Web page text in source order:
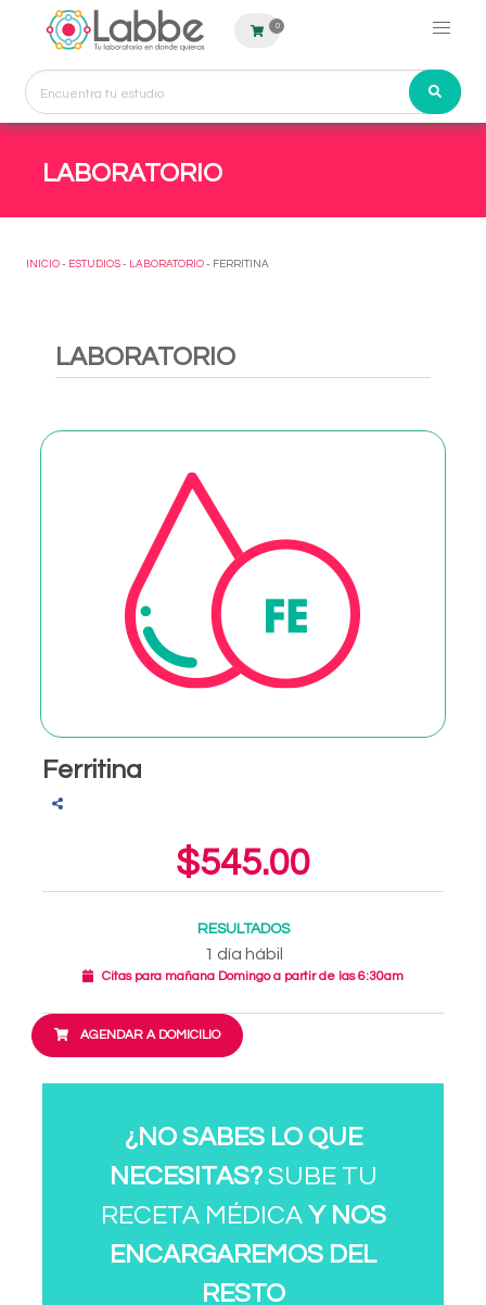
0
LABORATORIO
INICIO - ESTUDIOS - LABORATORIO - FERRITINA
LABORATORIO
Ferritina
$545.00
RESULTADOS
1 día hábil
Citas para mañana Domingo a partir de las 6:30am
AGENDAR A DOMICILIO
¿NO SABES LO QUE
NECESITAS?SUBE TU
RECETA MÉDICA Y NOS
ENCARGAREMOS DEL
RESTO